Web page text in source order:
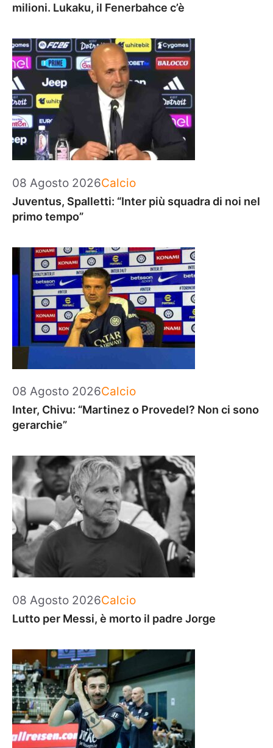
milioni. Lukaku, il Fenerbahce c’è
08 Agosto 2026Categorie
Calcio
Juventus, Spalletti: “Inter più squadra di noi nel
primo tempo”
08 Agosto 2026Categorie
Calcio
Inter, Chivu: “Martinez o Provedel? Non ci sono
gerarchie”
08 Agosto 2026Categorie
Calcio
Lutto per Messi, è morto il padre Jorge